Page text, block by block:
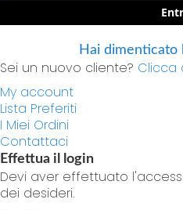
Hai dimenticato
Sei un nuovo cliente? Clicca
My account
Lista Preferiti
I Miei Ordini
Contattaci
Effettua il login
Devi aver effettuato
dei desideri.